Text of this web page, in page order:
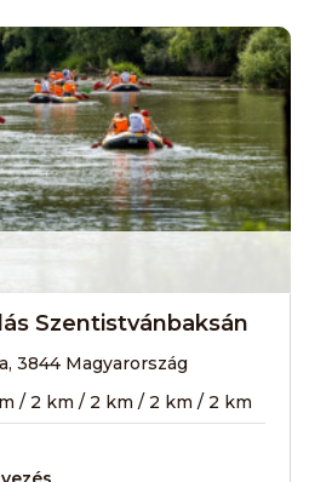
Szentistvánbaksán
3844 Magyarország
/ 2 km / 2 km / 2 km / 2 km